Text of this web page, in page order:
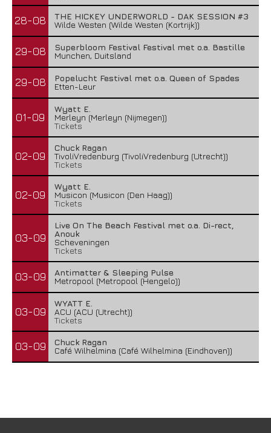
28-08
THE HICKEY UNDERWORLD - DAK SESSION #3
Wilde Westen (Wilde Westen (Kortrijk))
29-08
Superbloom Festival Festival met o.a. Bastille
Munchen, Duitsland
29-08
Popelucht Festival met o.a. Queen of Spades
Etten-Leur
01-09
Wyatt E.
Merleyn (Merleyn (Nijmegen))
Tickets
02-09
Chuck Ragan
TivoliVredenburg (TivoliVredenburg (Utrecht))
Tickets
02-09
Wyatt E.
Musicon (Musicon (Den Haag))
Tickets
03-09
Live On The Beach Festival met o.a. Di-rect,
Anouk
Scheveningen
Tickets
03-09
Antimatter & Sleeping Pulse
Metropool (Metropool (Hengelo))
03-09
WYATT E.
ACU (ACU (Utrecht))
Tickets
03-09
Chuck Ragan
Café Wilhelmina (Café Wilhelmina (Eindhoven))